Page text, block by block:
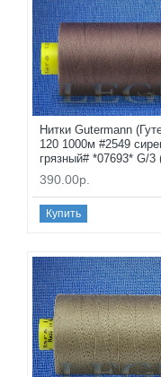
Нитки Gutermann
120 1000м #2549
грязный# *07693* G/3
390.00р.
Купить